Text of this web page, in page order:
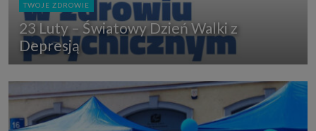
TWOJE ZDROWIE
23 Luty – Światowy Dzień Walki z
Depresją